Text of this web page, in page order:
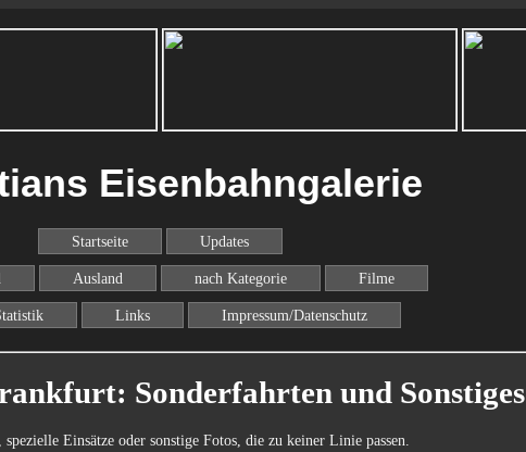
Eisenbahngalerie
Startseite Updates
Ausland nach Kategorie Filme
Links Impressum/Datenschutz
Sonderfahrten und Sonstiges
spezielle Einsätze oder sonstige Fotos, die zu keiner Linie passen.